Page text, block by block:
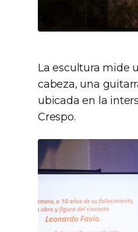
La escultura mide
cabeza, una
ubicada en la
Crespo.